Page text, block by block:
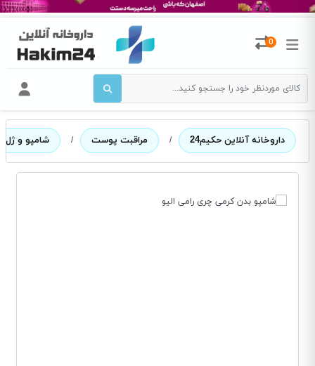
0
داروخانه آنلاین حکیم24 / مراقبت پوست / شامپو و ژل